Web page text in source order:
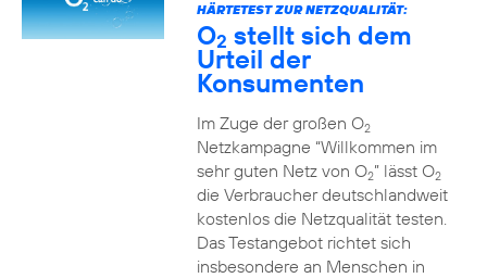
HÄRTETEST ZUR NETZQUALITÄT:
O2 stellt sich dem
Urteil der
Konsumenten
Im Zuge der großen O2
Netzkampagne “Willkommen im
sehr guten Netz von O2” lässt O2
die Verbraucher deutschlandweit
kostenlos die Netzqualität testen.
Das Testangebot richtet sich
insbesondere an Menschen in